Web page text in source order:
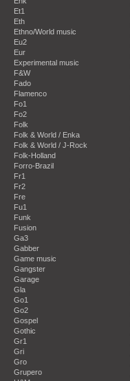
Et1
Eth
Ethno/World music
Eu2
Eur
Experimental music
F&W
Fado
Flamenco
Fo1
Fo2
Folk
Folk & World / Enka
Folk & World / J-Rock
Folk-Holland
Forro-Brazil
Fr1
Fr2
Fre
Fu1
Funk
Fusion
Ga3
Gabber
Game music
Gangster
Garage
Gla
Go1
Go2
Gospel
Gothic
Gr1
Gri
Gro
Grupero